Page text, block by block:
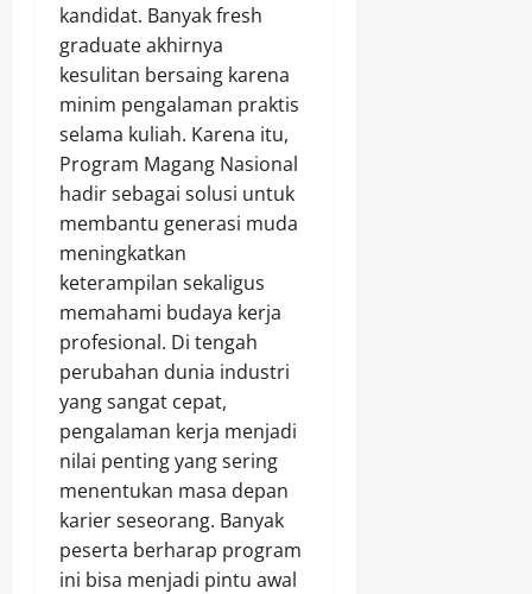
kandidat. Banyak fresh
graduate akhirnya
kesulitan bersaing karena
minim pengalaman praktis
selama kuliah. Karena itu,
Program Magang Nasional
hadir sebagai solusi untuk
membantu generasi muda
meningkatkan
keterampilan sekaligus
memahami budaya kerja
profesional. Di tengah
perubahan dunia industri
yang sangat cepat,
pengalaman kerja menjadi
nilai penting yang sering
menentukan masa depan
karier seseorang. Banyak
peserta berharap program
ini bisa menjadi pintu awal